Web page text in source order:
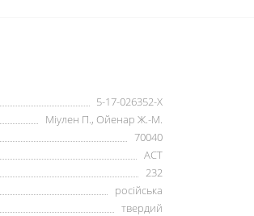
5-17-026352-Х
Міулен П., Ойенар Ж.-М.
70040
АСТ
232
російська
твердий